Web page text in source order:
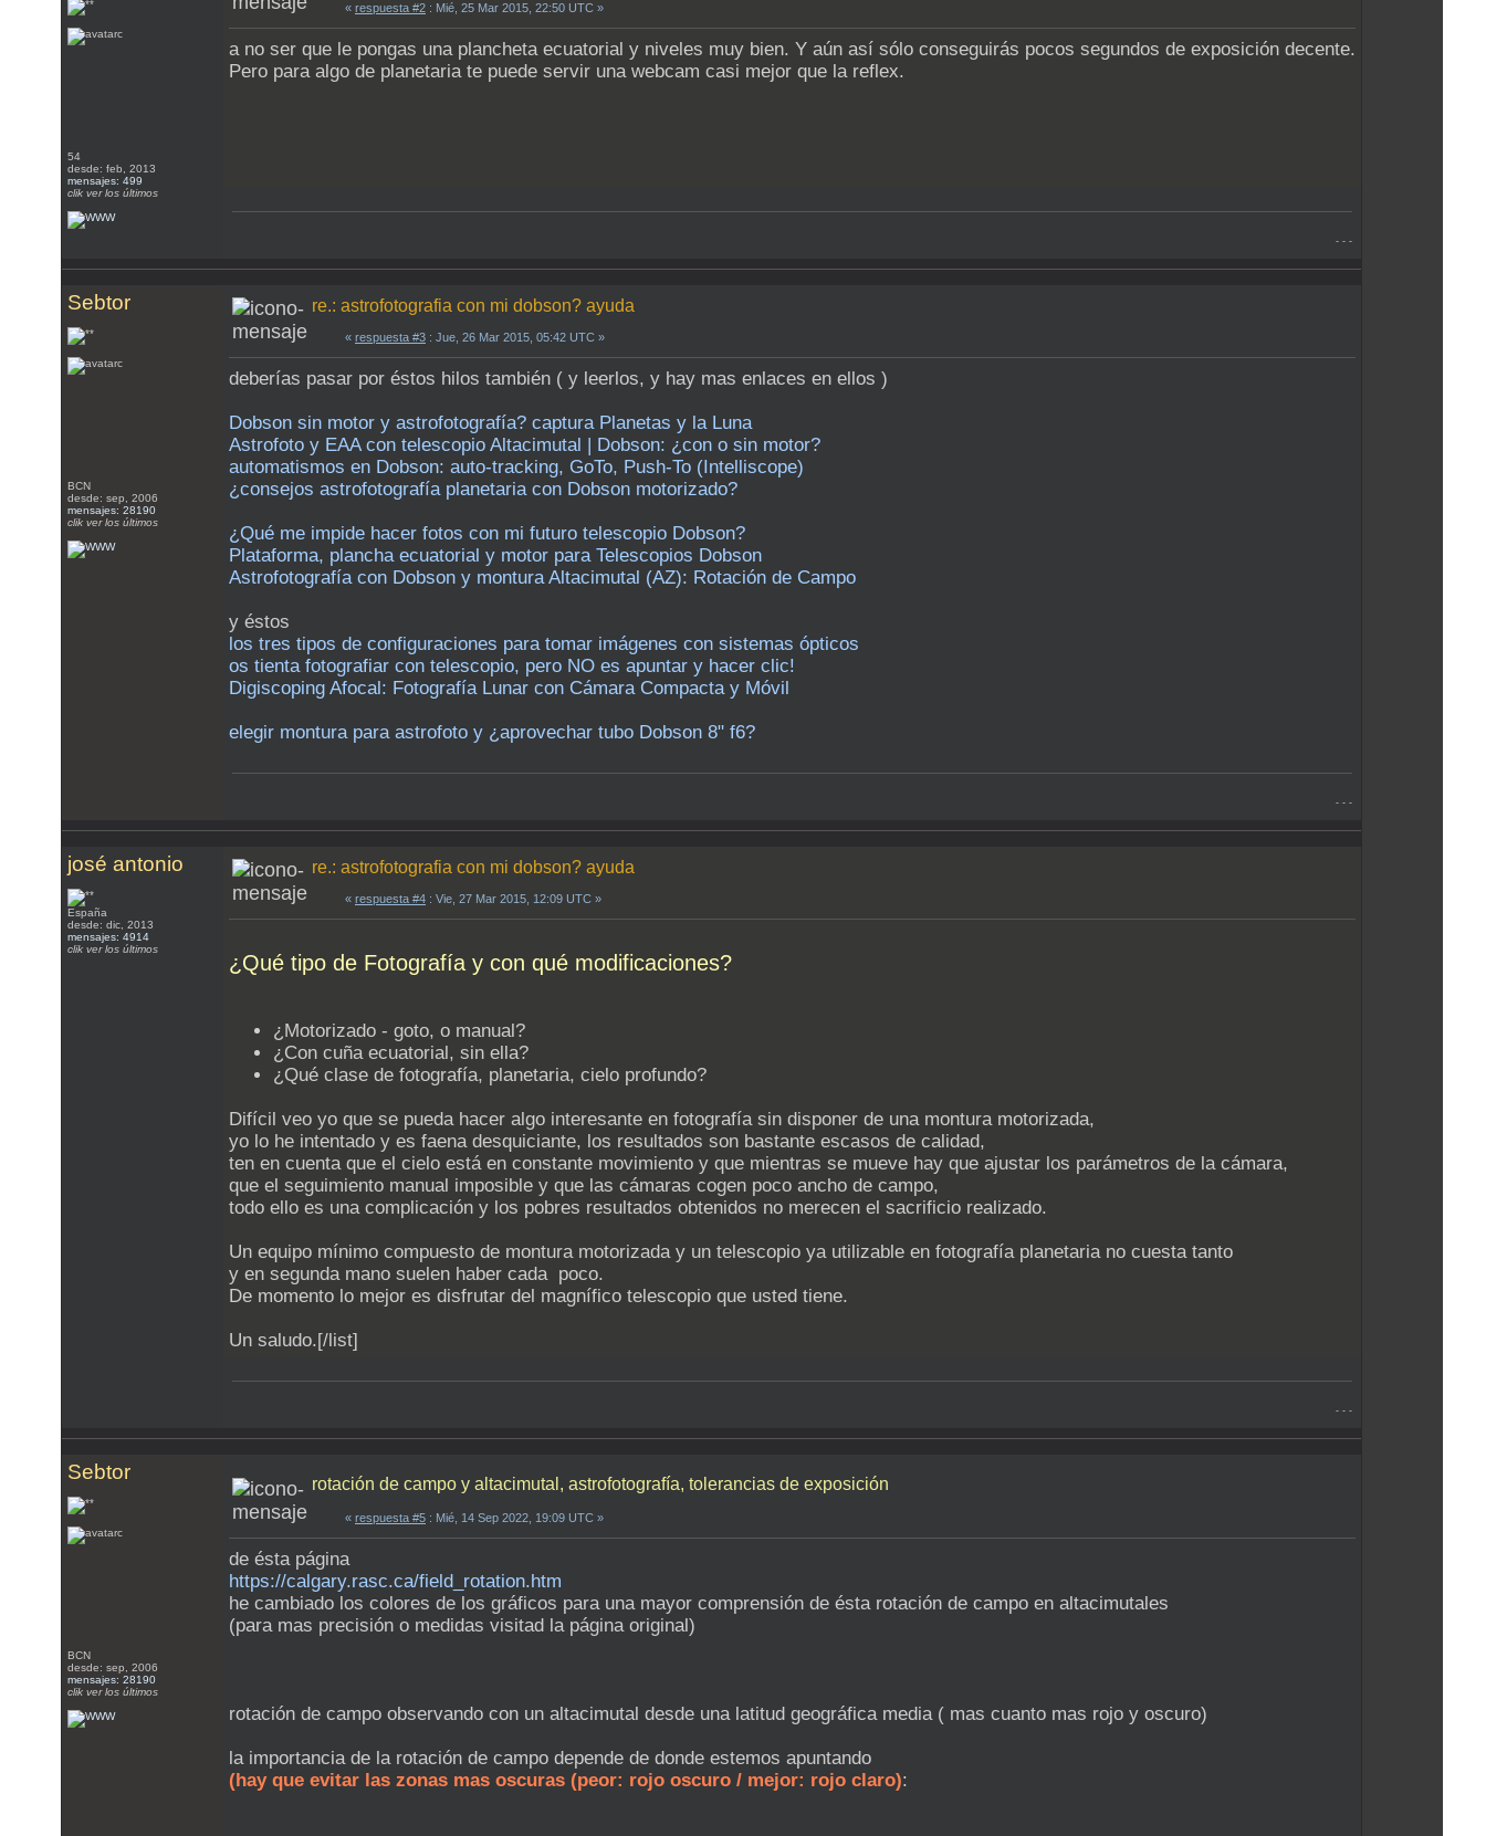
54
desde: feb, 2013
mensajes: 499
clik ver los últimos
« respuesta #2 : Mié, 25 Mar 2015, 22:50 UTC »
a no ser que le pongas una plancheta ecuatorial y niveles muy bien. Y aún así sólo conseguirás pocos segundos de exposición decente.
Pero para algo de planetaria te puede servir una webcam casi mejor que la reflex.
- - -
Sebtor
BCN
desde: sep, 2006
mensajes: 28190
clik ver los últimos
re.: astrofotografia con mi dobson? ayuda
« respuesta #3 : Jue, 26 Mar 2015, 05:42 UTC »
deberías pasar por éstos hilos también ( y leerlos, y hay mas enlaces en ellos )
Dobson sin motor y astrofotografía? captura Planetas y la Luna
Astrofoto y EAA con telescopio Altacimutal | Dobson: ¿con o sin motor?
automatismos en Dobson: auto-tracking, GoTo, Push-To (Intelliscope)
¿consejos astrofotografía planetaria con Dobson motorizado?
¿Qué me impide hacer fotos con mi futuro telescopio Dobson?
Plataforma, plancha ecuatorial y motor para Telescopios Dobson
Astrofotografía con Dobson y montura Altacimutal (AZ): Rotación de Campo
y éstos
los tres tipos de configuraciones para tomar imágenes con sistemas ópticos
os tienta fotografiar con telescopio, pero NO es apuntar y hacer clic!
Digiscoping Afocal: Fotografía Lunar con Cámara Compacta y Móvil
elegir montura para astrofoto y ¿aprovechar tubo Dobson 8" f6?
- - -
josé antonio
España
desde: dic, 2013
mensajes: 4914
clik ver los últimos
re.: astrofotografia con mi dobson? ayuda
« respuesta #4 : Vie, 27 Mar 2015, 12:09 UTC »
¿Qué tipo de Fotografía y con qué modificaciones?
¿Motorizado - goto, o manual?
¿Con cuña ecuatorial, sin ella?
¿Qué clase de fotografía, planetaria, cielo profundo?
Difícil veo yo que se pueda hacer algo interesante en fotografía sin disponer de una montura motorizada,
yo lo he intentado y es faena desquiciante, los resultados son bastante escasos de calidad,
ten en cuenta que el cielo está en constante movimiento y que mientras se mueve hay que ajustar los parámetros de la cámara,
que el seguimiento manual imposible y que las cámaras cogen poco ancho de campo,
todo ello es una complicación y los pobres resultados obtenidos no merecen el sacrificio realizado.
Un equipo mínimo compuesto de montura motorizada y un telescopio ya utilizable en fotografía planetaria no cuesta tanto
y en segunda mano suelen haber cada poco.
De momento lo mejor es disfrutar del magnífico telescopio que usted tiene.
Un saludo.[/list]
- - -
Sebtor
BCN
desde: sep, 2006
mensajes: 28190
clik ver los últimos
rotación de campo y altacimutal, astrofotografía, tolerancias de exposición
« respuesta #5 : Mié, 14 Sep 2022, 19:09 UTC »
de ésta página
https://calgary.rasc.ca/field_rotation.htm
he cambiado los colores de los gráficos para una mayor comprensión de ésta rotación de campo en altacimutales
(para mas precisión o medidas visitad la página original)
rotación de campo observando con un altacimutal desde una latitud geográfica media ( mas cuanto mas rojo y oscuro)
la importancia de la rotación de campo depende de donde estemos apuntando
(hay que evitar las zonas mas oscuras (peor: rojo oscuro / mejor: rojo claro):